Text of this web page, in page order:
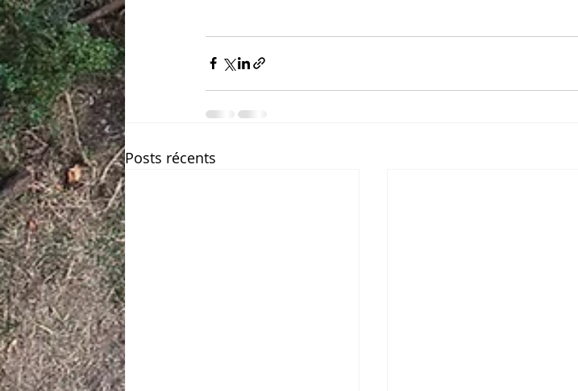
Posts récents